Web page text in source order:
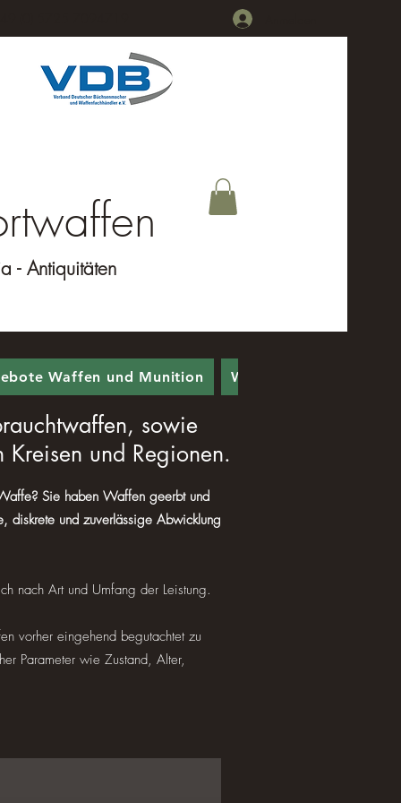
- Antiquitäten
Waffen und Munition Waffen geerbt, was
sowie
und Regionen.
Sie haben Waffen geerbt und
diskrete und zuverlässige Abwicklung
nach Art und Umfang der Leistung.
vorher eingehend begutachtet zu
Parameter wie Zustand, Alter,